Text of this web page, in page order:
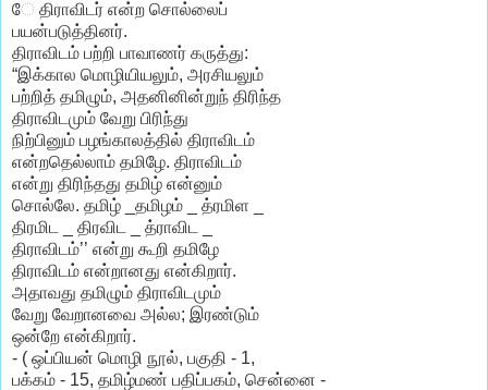
ே திராவிடர் என்ற சொல்லைப்
பயன்படுத்தினர்.
திராவிடம் பற்றி பாவாணர் கருத்து:
“இக்கால மொழியியலும், அரசியலும்
பற்றித் தமிழும், அதனினின்றுந் திரிந்த
திராவிடமும் வேறு பிரிந்து
நிற்பினும் பழங்காலத்தில் திராவிடம்
என்றதெல்லாம் தமிழே. திராவிடம்
என்று திரிந்தது தமிழ் என்னும்
சொல்லே. தமிழ் _தமிழம் _ த்ரமிள _
திரமிட _ திரவிட _ த்ராவிட _
திராவிடம்’’ என்று கூறி தமிழே
திராவிடம் என்றானது என்கிறார்.
அதாவது தமிழும் திராவிடமும்
வேறு வேறானவை அல்ல; இரண்டும்
ஒன்றே என்கிறார்.
- ( ஒப்பியன் மொழி நூல், பகுதி - 1,
பக்கம் - 15, தமிழ்மண் பதிப்பகம், சென்னை -